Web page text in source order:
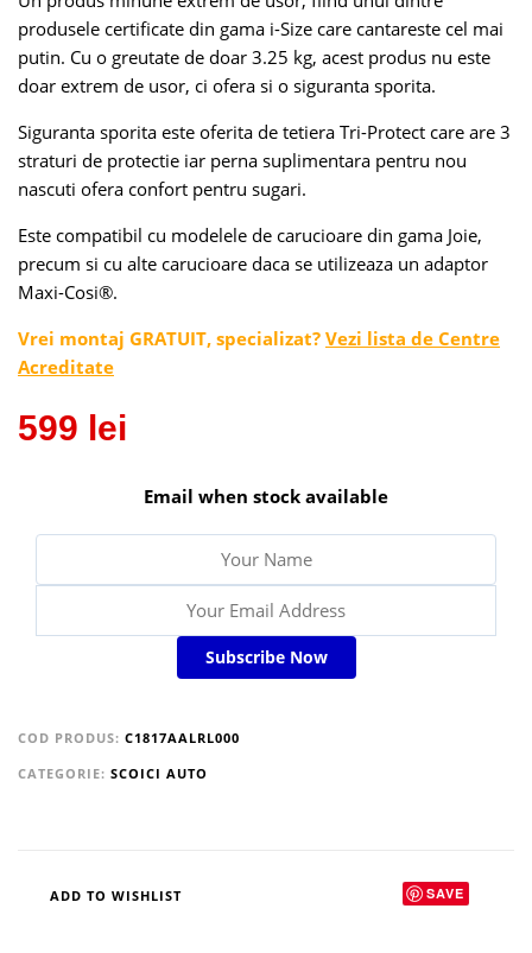
produsele certificate din gama i-Size care cantareste cel mai
putin. Cu o greutate de doar 3.25 kg, acest produs nu este
doar extrem de usor, ci ofera si o siguranta sporita.
Siguranta sporita este oferita de tetiera Tri-Protect care are 3
straturi de protectie iar perna suplimentara pentru nou
nascuti ofera confort pentru sugari.
Este compatibil cu modelele de carucioare din gama Joie,
precum si cu alte carucioare daca se utilizeaza un adaptor
Maxi-Cosi®.
Vrei montaj GRATUIT, specializat? Vezi lista de Centre
Acreditate
599 lei
Email when stock available
Subscribe Now
COD PRODUS: C1817AALRL000
CATEGORIE: SCOICI AUTO
ADD TO WISHLIST SAVE